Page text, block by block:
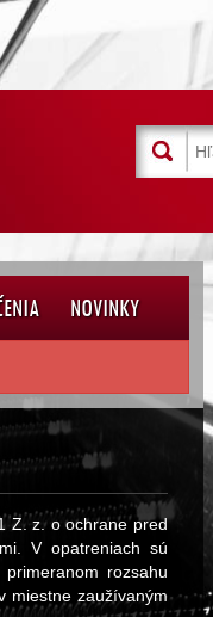
NOVINKY
Z. z. o ochrane pred
V opatreniach sú
rozsahu
miestne zaužívaným